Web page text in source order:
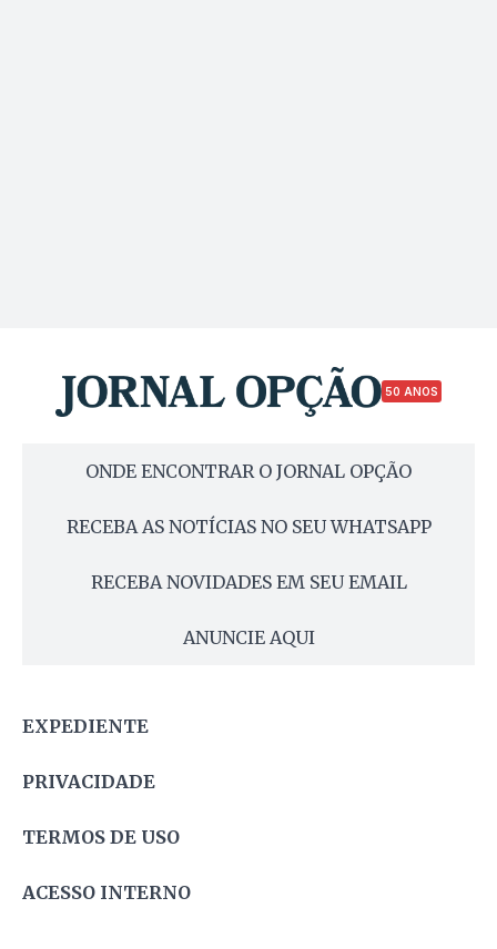
50 ANOS
ONDE ENCONTRAR O JORNAL OPÇÃO
RECEBA AS NOTÍCIAS NO SEU WHATSAPP
RECEBA NOVIDADES EM SEU EMAIL
ANUNCIE AQUI
EXPEDIENTE
PRIVACIDADE
TERMOS DE USO
ACESSO INTERNO